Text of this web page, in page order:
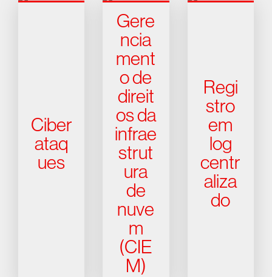
Ciber
ataq
ues
Gere
ncia
ment
o de
direit
os da
infrae
strut
ura
de
nuve
m
(CIE
M)
Regi
stro
em
log
centr
aliza
do